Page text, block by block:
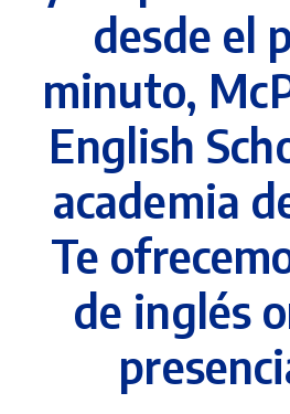
desde el
minuto,
English
academia
Te
de inglés